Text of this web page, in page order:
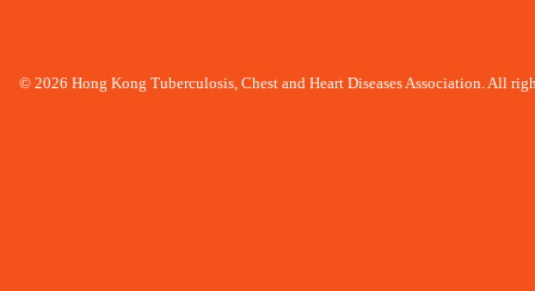
© 2026 Hong Kong Tuberculosis, Chest and Heart Diseases Association. All